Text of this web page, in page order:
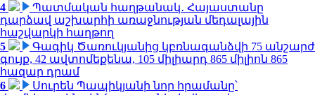
4
Պատմական հաղթանակ․ Հայաստանը
դարձավ աշխարհի առաջնության մեդալային
հաշվարկի հաղթող
5
Գագիկ Ծառուկյանից կբռնագանձվի 75 անշարժ
գույք, 42 ավտոմեքենա, 105 միլիարդ 865 միլիոն 865
հազար դրամ
6
Սուրեն Պապիկյանի նոր հրամանը՝